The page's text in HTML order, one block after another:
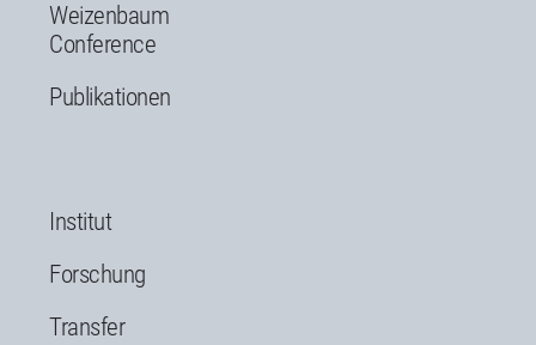
Weizenbaum
Conference
Publikationen
Institut
Forschung
Transfer